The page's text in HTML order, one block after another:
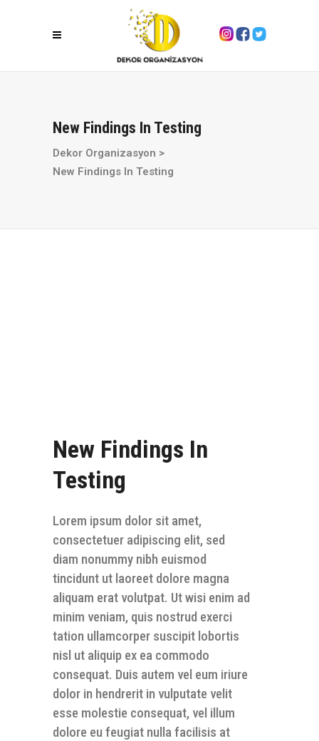
New Findings In Testing
Dekor Organizasyon >
New Findings In Testing
New Findings In
Testing
Lorem ipsum dolor sit amet,
consectetuer adipiscing elit, sed
diam nonummy nibh euismod
tincidunt ut laoreet dolore magna
aliquam erat volutpat. Ut wisi enim ad
minim veniam, quis nostrud exerci
tation ullamcorper suscipit lobortis
nisl ut aliquip ex ea commodo
consequat. Duis autem vel eum iriure
dolor in hendrerit in vulputate velit
esse molestie consequat, vel illum
dolore eu feugiat nulla facilisis at